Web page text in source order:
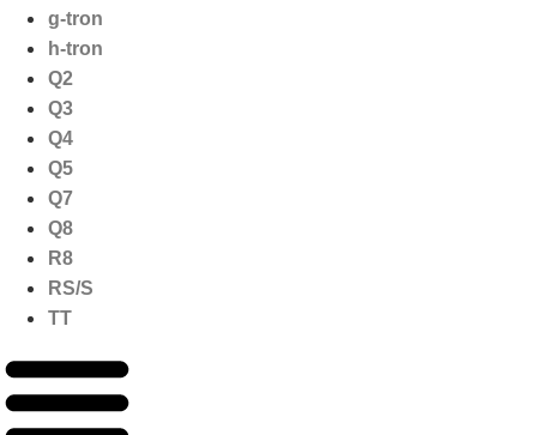
g-tron
h-tron
Q2
Q3
Q4
Q5
Q7
Q8
R8
RS/S
TT